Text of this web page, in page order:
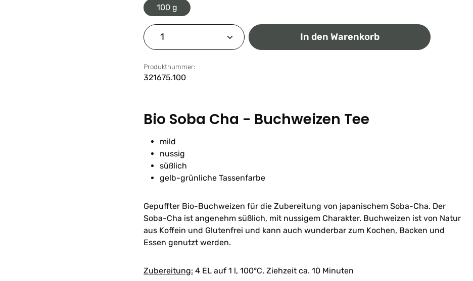
100 g
Produkt Anzahl: Gib den gewünschten Wert ein oder
In den Warenkorb
Produktnummer:
321675.100
Bio Soba Cha - Buchweizen Tee
mild
nussig
süßlich
gelb-grünliche Tassenfarbe
Gepuffter Bio-Buchweizen für die Zubereitung von japanischem Soba-Cha. Der
Soba-Cha ist angenehm süßlich, mit nussigem Charakter. Buchweizen ist von Natur
aus Koffein und Glutenfrei und kann auch wunderbar zum Kochen, Backen und
Essen genutzt werden.
Zubereitung: 4 EL auf 1 l, 100°C, Ziehzeit ca. 10 Minuten